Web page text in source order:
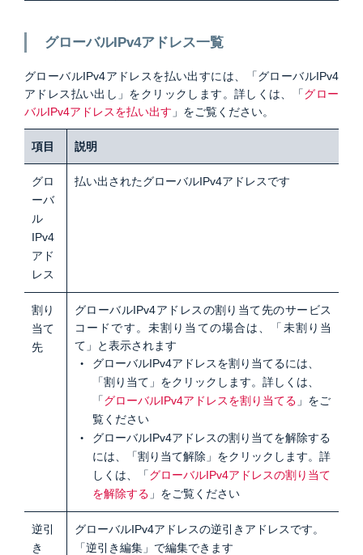
グローバルIPv4アドレス一覧
グローバルIPv4アドレスを払い出すには、「グローバルIPv4
アドレス払い出し」をクリックします。詳しくは、「グロー
バルIPv4アドレスを払い出す 」をご覧ください。
項目 説明
グロ
ーバ
ル
IPv4
アド
レス
払い出されたグローバルIPv4アドレスです
割り
当て
先
グローバルIPv4アドレスの割り当て先のサービス
コードです。未割り当ての場合は、「未割り当
て」と表示されます
グローバルIPv4アドレスを割り当てるには、
「割り当て」をクリックします。詳しくは、
「グローバルIPv4アドレスを割り当てる 」をご
覧ください
グローバルIPv4アドレスの割り当てを解除する
には、「割り当て解除」をクリックします。詳
しくは、「グローバルIPv4アドレスの割り当て
を解除する 」をご覧ください
逆引
き
グローバルIPv4アドレスの逆引きアドレスです。
「逆引き編集」で編集できます